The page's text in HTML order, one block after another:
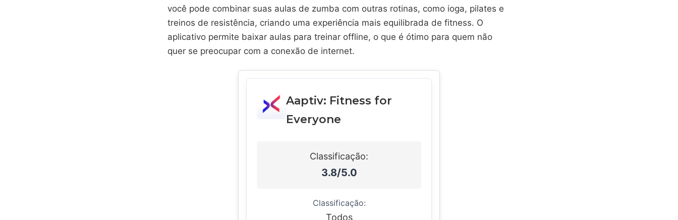
você pode combinar suas aulas de zumba com outras rotinas, como ioga, pilates e
treinos de resistência, criando uma experiência mais equilibrada de fitness. O
aplicativo permite baixar aulas para treinar offline, o que é ótimo para quem não
quer se preocupar com a conexão de internet.
Aaptiv: Fitness for
Everyone
Classificação:
3.8/5.0
Classificação:
Todos